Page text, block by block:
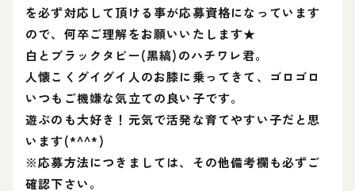
を必ず対応して頂ける事が応募資格になっています
ので、何卒ご理解をお願いいたします★
白とブラックタビー(黒縞)のハチワレ君。
人懐こくグイグイ人のお膝に乗ってきて、ゴロゴロ
いつもご機嫌な気立ての良い子です。
遊ぶのも大好き！元気で活発な育てやすい子だと思
います(*^^*)
※応募方法につきましては、その他備考欄も必ずご
確認下さい。